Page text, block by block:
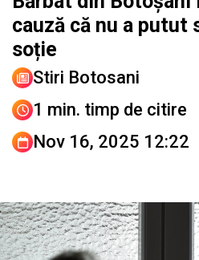
cauză că nu a putut
soție
Stiri Botosani
1 min. timp de citire
Nov 16, 2025 12:22